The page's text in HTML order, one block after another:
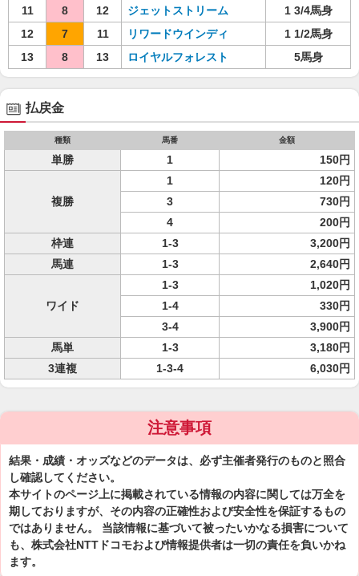
11
8 12 ジェットストリーム
1 3/4馬身
12
7 11 リワードウインディ
1 1/2馬身
13
8 13 ロイヤルフォレスト 5馬身
払戻金
種類 馬番 金額
単勝 1 150円
複勝
1
120円
3
730円
4
200円
枠連
1-3
3,200円
馬連
1-3 2,640円
ワイド
1-3
1,020円
1-4
330円
3-4
3,900円
馬単
1-3
3,180円
3連複
1-3-4 6,030円
注意事項
結果・成績・オッズなどのデータは、必ず主催者発行のものと照合
し確認してください。
本サイトのページ上に掲載されている情報の内容に関しては万全を
期しておりますが、その内容の正確性および安全性を保証するもの
ではありません。 当該情報に基づいて被ったいかなる損害について
も、株式会社NTTドコモおよび情報提供者は一切の責任を負いかね
ます。